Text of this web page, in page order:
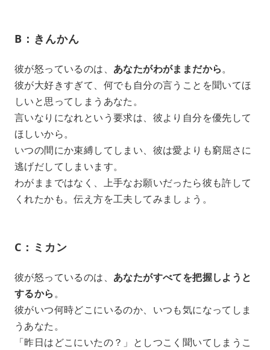
B：きんかん
彼が怒っているのは、 あなたがわがままだから。
彼が大好きすぎて、何でも自分の言うことを聞いてほ
しいと思ってしまうあなた。
言いなりになれという要求は、彼より自分を優先して
ほしいから。
いつの間にか束縛してしまい、彼は愛よりも窮屈さに
逃げだしてしまいます。
わがままではなく、上手なお願いだったら彼も許して
くれたかも。伝え方を工夫してみましょう。
C：ミカン
彼が怒っているのは、 あなたがすべてを把握しようと
するから。
彼がいつ何時どこにいるのか、いつも気になってしま
うあなた。
「昨日はどこにいたの？」としつこく聞いてしまうこ